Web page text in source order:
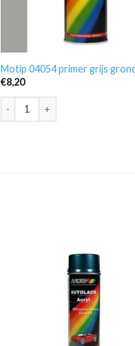
Motip 04054 primer grijs
€8,20
Motip 04054 primer grijs